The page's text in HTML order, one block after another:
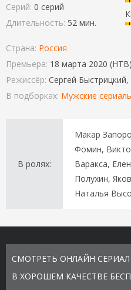
Серий: 0 серий
Длительность: 52 мин.
Страна: Россия
Премьера: 18 марта 2020 (НТВ)
Режиссёр: Сергей
В подборках: Мужские
В ролях:
Макар
Фомин,
Варакса,
Полухин,
Наталья
СМОТРЕТЬ ОНЛАЙН
В ХОРОШЕМ КАЧЕСТВЕ